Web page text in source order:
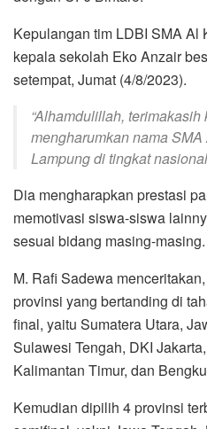
Kepulangan tim LDBI SMA Al
kepala sekolah Eko Anzair
setempat, Jumat (4/8/2023).
“Alhamdulillah,
mengharumkan nama
Lampung di tingkat
Dia mengharapkan prestasi
memotivasi siswa-siswa
sesuai bidang masing-masing.
M. Rafi Sadewa
provinsi yang bertanding di
final, yaitu Sumatera Utara,
Sulawesi Tengah, DKI
Kalimantan Timur, dan
Kemudian dipilih 4 provinsi